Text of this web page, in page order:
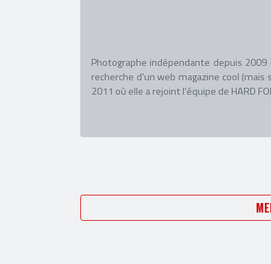
Photographe indépendante depuis
recherche d'un web magazine cool
2011 où elle a rejoint l'équipe de HARD